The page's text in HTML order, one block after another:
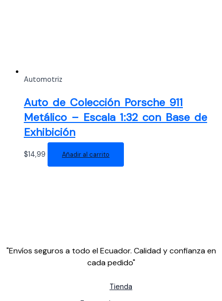
Automotriz
Auto de Colección Porsche 911
Metálico – Escala 1:32 con Base de
Exhibición
$14,99 Añadir al carrito
"Envíos seguros a todo el Ecuador. Calidad y confianza en
cada pedido"
Tienda